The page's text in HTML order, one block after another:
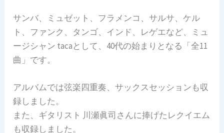
サンバ、ミュゼット、フラメンコ、サルサ、ケル
ト、ファンク、タンゴ、インド、レゲエなど、ミュ
ージシャン tacaとして、40代の始まりとなる「全11
曲」です。
アルバムでは弦楽四重奏、サックスセッションも収
録しました。
また、ギタリスト 川瀬眞司さんに捧げたレクイエム
も収録しました。